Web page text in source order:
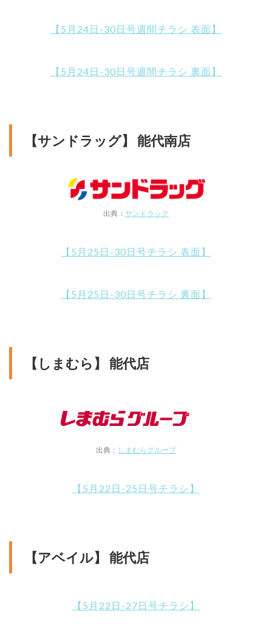
【5月24日-30日号週間チラシ 表面】
【5月24日-30日号週間チラシ 裏面】
【サンドラッグ】 能代南店
出典： サンドラッグ
【5月25日-30日号チラシ 表面】
【5月25日-30日号チラシ 裏面】
【しまむら】 能代店
出典： しまむらグループ
【5月22日-25日号チラシ】
【アベイル】 能代店
【5月22日-27日号チラシ】